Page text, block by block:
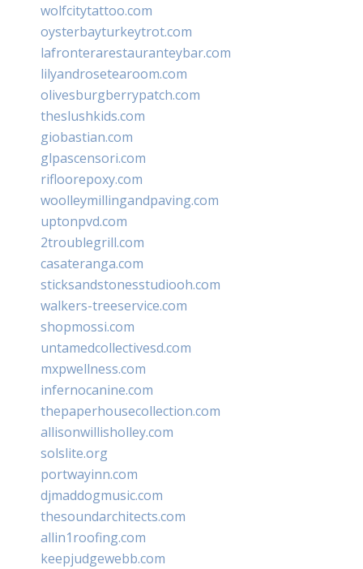
wolfcitytattoo.com
oysterbayturkeytrot.com
lafronterarestauranteybar.com
lilyandrosetearoom.com
olivesburgberrypatch.com
theslushkids.com
giobastian.com
glpascensori.com
rifloorepoxy.com
woolleymillingandpaving.com
uptonpvd.com
2troublegrill.com
casateranga.com
sticksandstonesstudiooh.com
walkers-treeservice.com
shopmossi.com
untamedcollectivesd.com
mxpwellness.com
infernocanine.com
thepaperhousecollection.com
allisonwillisholley.com
solslite.org
portwayinn.com
djmaddogmusic.com
thesoundarchitects.com
allin1roofing.com
keepjudgewebb.com